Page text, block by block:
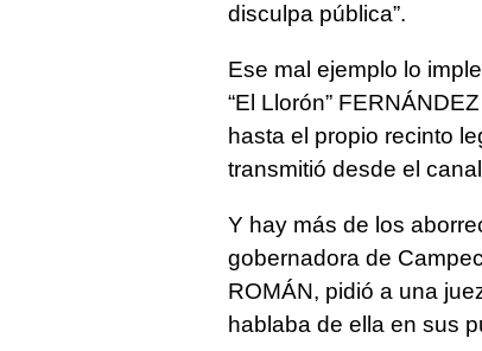
disculpa pública”.
Ese mal ejemplo lo
“El Llorón”
hasta el propio recinto
transmitió desde el
Y hay más de los
gobernadora de
ROMÁN, pidió a una
hablaba de ella en sus